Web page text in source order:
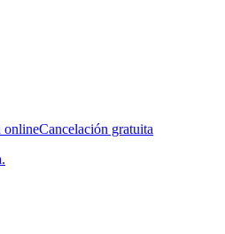
onlineCancelación gratuita